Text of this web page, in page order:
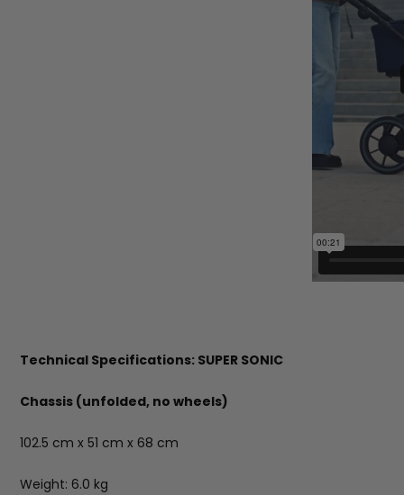
Technical Specifications: SUPER SONIC
Chassis (unfolded, no wheels)
102.5 cm x 51 cm x 68 cm
Weight: 6.0 kg